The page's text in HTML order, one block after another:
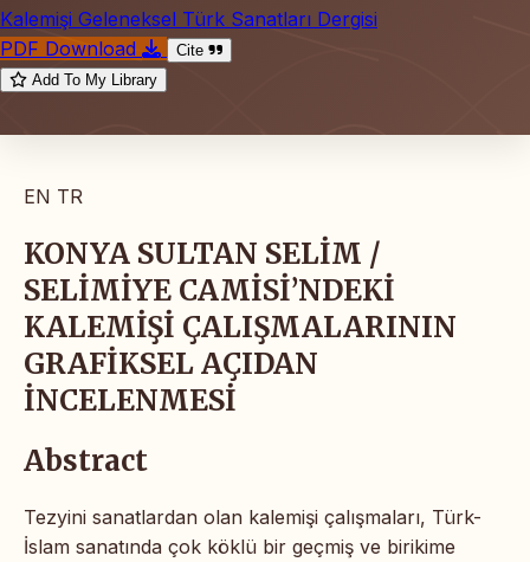
Kalemişi Geleneksel Türk Sanatları Dergisi
PDF Download
Cite
Add To My Library
EN TR
KONYA SULTAN SELİM /
SELİMİYE CAMİSİ’NDEKİ
KALEMİŞİ ÇALIŞMALARININ
GRAFİKSEL AÇIDAN
İNCELENMESİ
Abstract
Tezyini sanatlardan olan kalemişi çalışmaları, Türk-
İslam sanatında çok köklü bir geçmiş ve birikime